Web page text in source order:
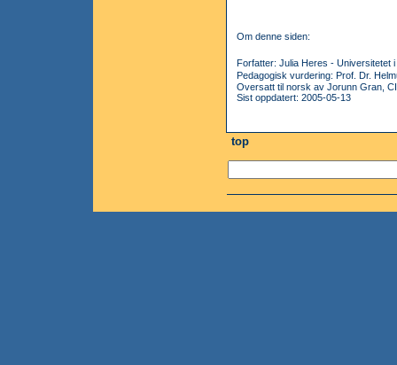
Om denne siden:
Forfatter: Julia Heres -
Pedagogisk vurdering: Prof. Dr.
Oversatt til norsk av Jorunn Gran,
Sist oppdatert: 2005-05-13
top